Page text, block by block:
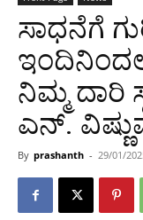
ಸಾಧನೆಗೆ
ನಿಮ್ಮ ದಾರಿ
ಎನ್.
By prashanth - 29/01/